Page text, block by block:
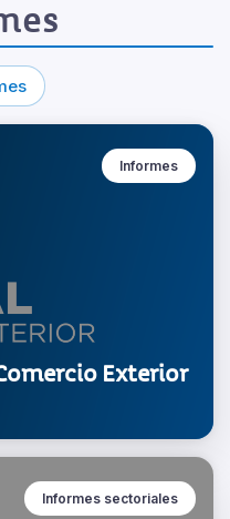
Informes
Exterior
Informes sectoriales